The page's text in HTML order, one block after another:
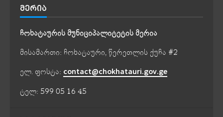
ᲛᲔᲠᲘᲐ
ჩოხატაურის მუნიციპალიტეტის მერია
მისამართი: ჩოხატაური, წერეთლის ქუჩა #2
ელ. ფოსტა: contact@chokhatauri.gov.ge
ტელ: 599 05 16 45